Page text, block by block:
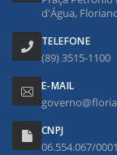
d'Água,
TELEFONE
(89) 3515-1100
E-MAIL
CNPJ
06.554.067/